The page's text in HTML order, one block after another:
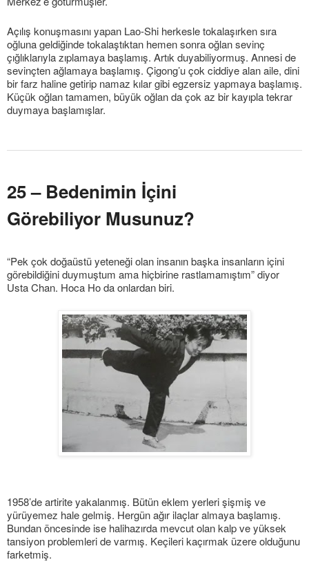
Açılış konuşmasını yapan Lao-Shi herkesle tokalaşırken sıra
oğluna geldiğinde tokalaştıktan hemen sonra oğlan sevinç
çığlıklarıyla zıplamaya başlamış. Artık duyabiliyormuş. Annesi de
sevinçten ağlamaya başlamış. Çigong’u çok ciddiye alan aile, dini
bir farz haline getirip namaz kılar gibi egzersiz yapmaya başlamış.
Küçük oğlan tamamen, büyük oğlan da çok az bir kayıpla tekrar
duymaya başlamışlar.
25 – Bedenimin İçini
Görebiliyor Musunuz?
“Pek çok doğaüstü yeteneği olan insanın başka insanların içini
görebildiğini duymuştum ama hiçbirine rastlamamıştım” diyor
Usta Chan. Hoca Ho da onlardan biri.
1958’de artirite yakalanmış. Bütün eklem yerleri şişmiş ve
yürüyemez hale gelmiş. Hergün ağır ilaçlar almaya başlamış.
Bundan öncesinde ise halihazırda mevcut olan kalp ve yüksek
tansiyon problemleri de varmış. Keçileri kaçırmak üzere olduğunu
farketmiş.